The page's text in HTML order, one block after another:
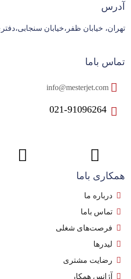
آدرس
تهران، خیابان ظفر،خیابان سنجابی،دفتری
تماس باما
021-91096264
همکاری باما
درباره ما
تماس باما
فرصت‌های شغلی
لیدرها
رضایت مشتری
آژانس همکار